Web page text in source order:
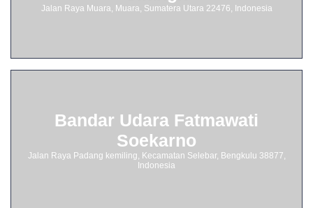
Jalan Raya Muara, Muara, Sumatera Utara 22476, Indonesia
Bandar Udara Fatmawati
Soekarno
Jalan Raya Padang kemiling, Kecamatan Selebar, Bengkulu 38877,
Indonesia